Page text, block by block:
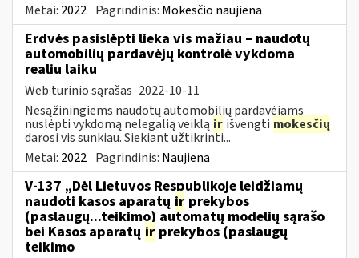
Metai: 2022 Pagrindinis: Mokesčio naujiena
Erdvės pasislėpti lieka vis mažiau – naudotų
automobilių pardavėjų kontrolė vykdoma
realiu laiku
Web turinio sąrašas 2022-10-11
Nesąžiningiems naudotų automobilių pardavėjams
nuslėpti vykdomą nelegalią veiklą ir išvengti mokesčių
darosi vis sunkiau. Siekiant užtikrinti...
Metai: 2022 Pagrindinis: Naujiena
V-137 „Dėl Lietuvos Respublikoje leidžiamų
naudoti kasos aparatų ir prekybos
(paslaugų...teikimo) automatų modelių sąrašo
bei Kasos aparatų ir prekybos (paslaugų
teikimo